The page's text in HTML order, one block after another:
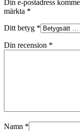
Din e-postadress
märkta *
Ditt betyg *
Din recension *
Namn *